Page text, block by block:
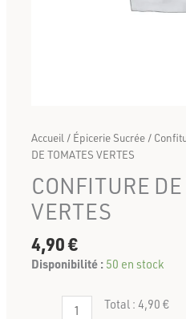
Accueil / Épicerie Sucrée /
DE TOMATES VERTES
CONFITURE
VERTES
4,90€
Disponibilité : 50 en stock
Total :4,90 €